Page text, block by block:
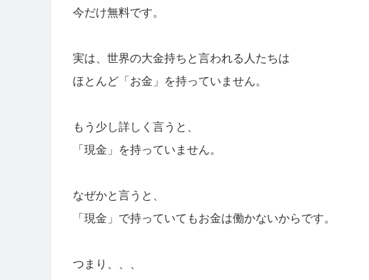
今だけ無料です。
実は、世界の大金持ちと言われる人たちは
ほとんど「お金」を持っていません。
もう少し詳しく言うと、
「現金」を持っていません。
なぜかと言うと、
「現金」で持っていてもお金は働かないからです。
つまり、、、